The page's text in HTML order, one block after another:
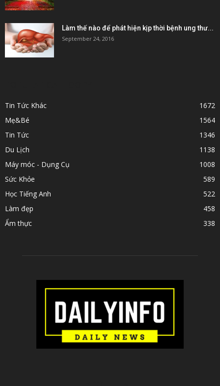
Làm thế nào để phát hiện kịp thời bệnh ung thư...
September 24, 2016
Tin Tức Khác
1672
Mẹ&Bé
1564
Tin Tức
1346
Du Lịch
1138
Máy móc - Dụng Cụ
1008
Sức Khỏe
589
Học Tiếng Anh
522
Làm đẹp
458
Ẩm thực
338